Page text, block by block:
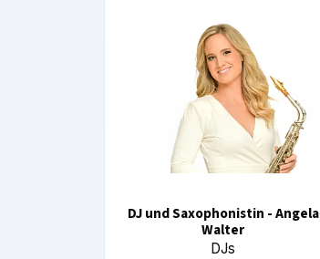
DJ und Saxophonistin - Angela
Walter
DJs